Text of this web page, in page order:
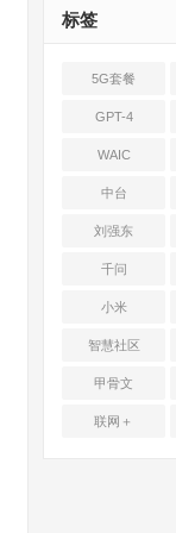
标签
5G套餐
GPT-4
WAIC
中台
刘强东
千问
小米
智慧社区
甲骨文
联网＋